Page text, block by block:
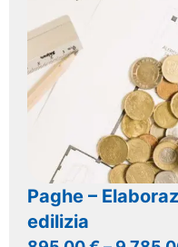
Paghe –
edilizia